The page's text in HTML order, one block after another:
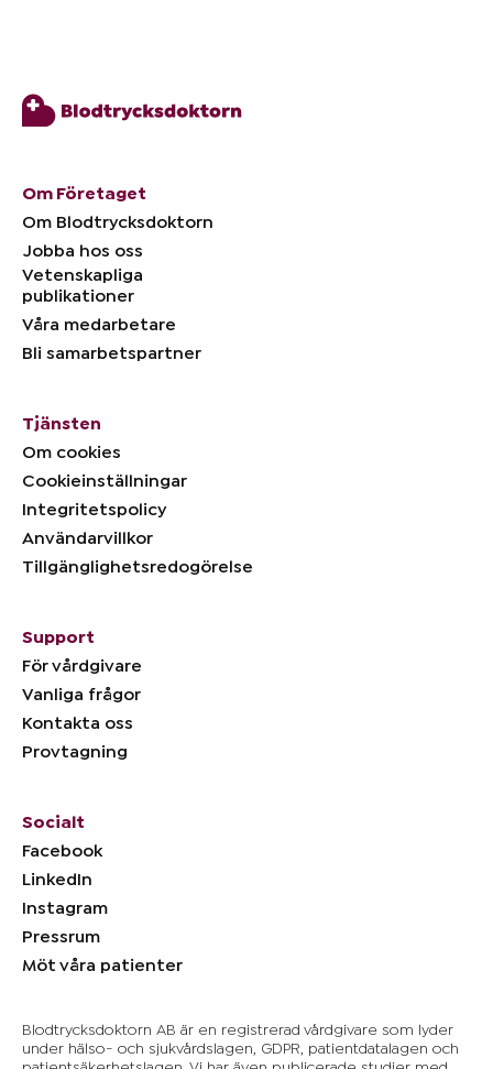
Om Företaget
Om Blodtrycksdoktorn
Jobba hos oss
Vetenskapliga
publikationer
Våra medarbetare
Bli samarbetspartner
Tjänsten
Om cookies
Cookieinställningar
Integritetspolicy
Användarvillkor
Tillgänglighetsredogörelse
Support
För vårdgivare
Vanliga frågor
Kontakta oss
Provtagning
Socialt
Facebook
LinkedIn
Instagram
Pressrum
Möt våra patienter
Blodtrycksdoktorn AB är en registrerad vårdgivare som lyder
under hälso- och sjukvårdslagen, GDPR, patientdatalagen och